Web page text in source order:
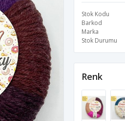
Stok Kodu
Barkod
Marka
Stok Durumu
Renk